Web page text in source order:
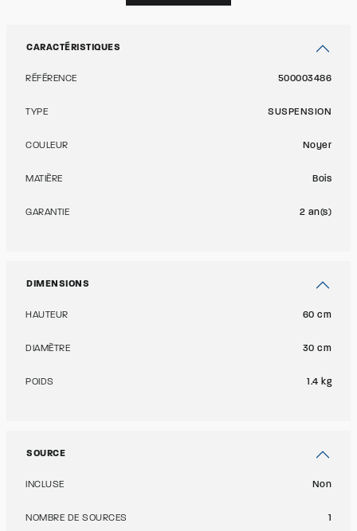
CARACTÉRISTIQUES
RÉFÉRENCE 500003486
TYPE SUSPENSION
COULEUR Noyer
MATIÈRE Bois
GARANTIE 2 an(s)
DIMENSIONS
HAUTEUR 60 cm
DIAMÈTRE 30 cm
POIDS 1.4 kg
SOURCE
INCLUSE Non
NOMBRE DE SOURCES 1